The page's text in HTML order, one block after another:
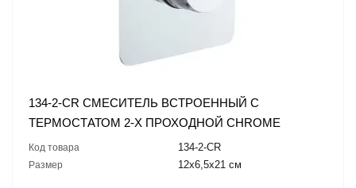
134-2-CR СМЕСИТЕЛЬ ВСТРОЕННЫЙ С
ТЕРМОСТАТОМ 2-Х ПРОХОДНОЙ CHROME
Код товара 134-2-CR
Размер 12x6,5x21 см